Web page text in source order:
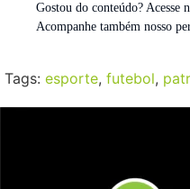
Gostou do conteúdo? Acesse
Acompanhe também nosso
Tags: esporte, futebol,